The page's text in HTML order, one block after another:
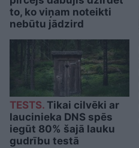
to, ko viņam noteikti
nebūtu jādzird
TESTS. Tikai cilvēki ar
laucinieka DNS spēs
iegūt 80% šajā lauku
gudrību testā